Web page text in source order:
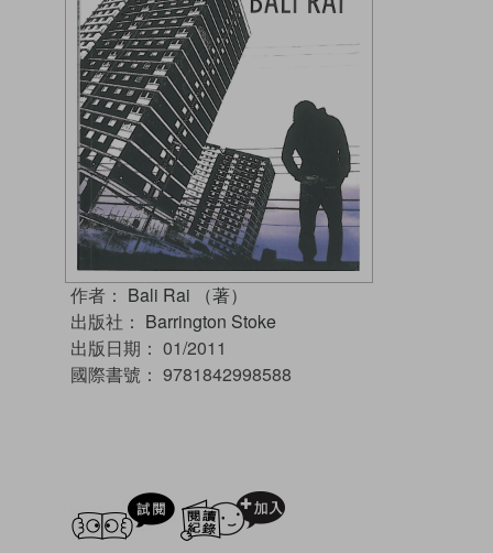
作者： Bali Rai （著）
出版社： Barrington Stoke
出版日期： 01/2011
國際書號： 9781842998588
試閲